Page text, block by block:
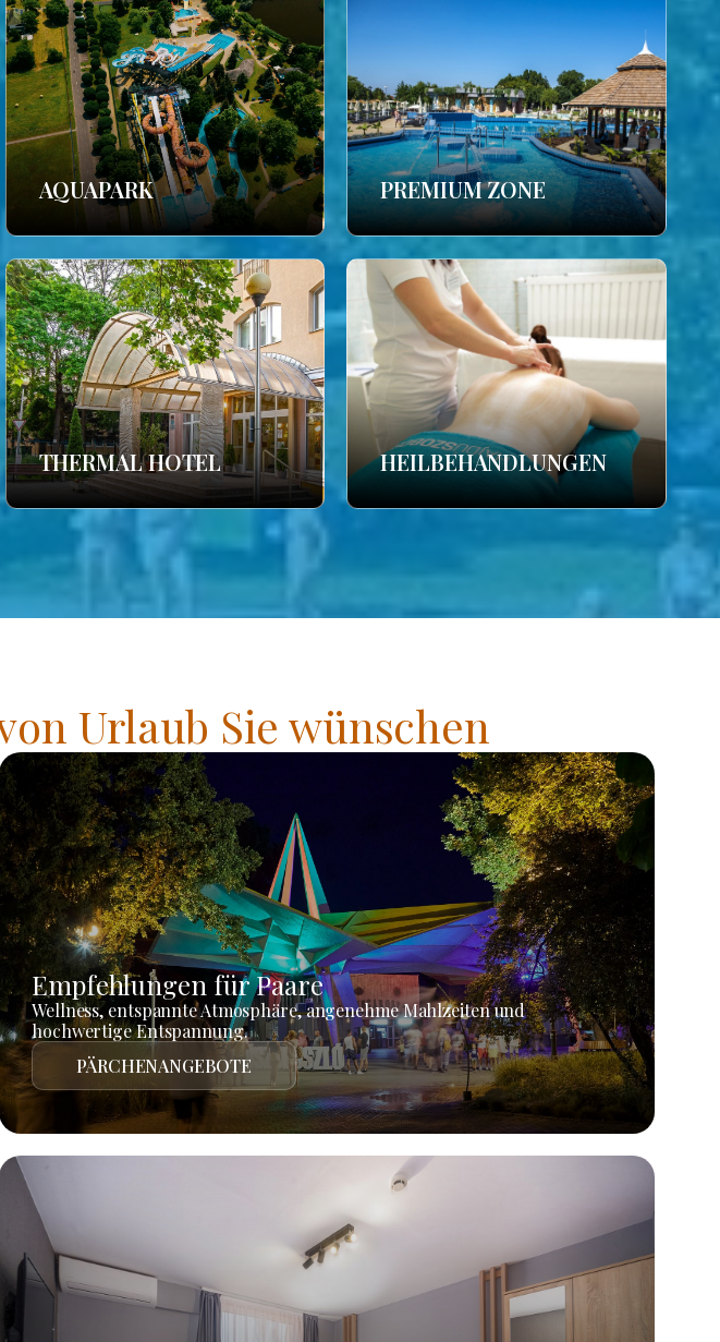
AQUAPARK PREMIUM ZONE
THERMAL HOTEL HEILBEHANDLUNGEN
Urlaub Sie wünschen
Empfehlungen für Paare
Wellness, entspannte Atmosphäre, angenehme Mahlzeiten und
hochwertige Entspannung.
PÄRCHENANGEBOTE